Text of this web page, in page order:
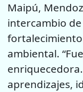
Maipú,
intercambio
ambiental.
aprendizajes,